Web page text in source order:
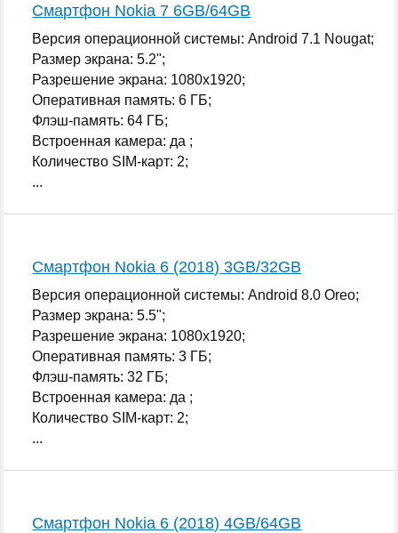
Смартфон Nokia 7 6GB/64GB
Версия операционной системы: Android 7.1 Nougat;
Размер экрана: 5.2";
Разрешение экрана: 1080x1920;
Оперативная память: 6 ГБ;
Флэш-память: 64 ГБ;
Встроенная камера: да ;
Количество SIM-карт: 2;
...
Смартфон Nokia 6 (2018) 3GB/32GB
Версия операционной системы: Android 8.0 Oreo;
Размер экрана: 5.5";
Разрешение экрана: 1080x1920;
Оперативная память: 3 ГБ;
Флэш-память: 32 ГБ;
Встроенная камера: да ;
Количество SIM-карт: 2;
...
Смартфон Nokia 6 (2018) 4GB/64GB